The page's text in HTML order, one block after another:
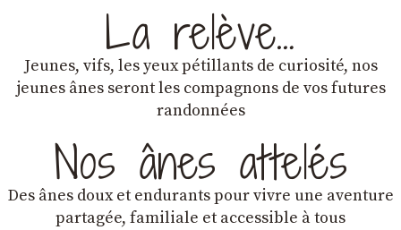
La relève…
Jeunes, vifs, les yeux pétillants de curiosité, nos
jeunes ânes seront les compagnons de vos futures
randonnées
Nos ânes attelés
Des ânes doux et endurantspour vivre une aventure
partagée, familiale et accessible à tous